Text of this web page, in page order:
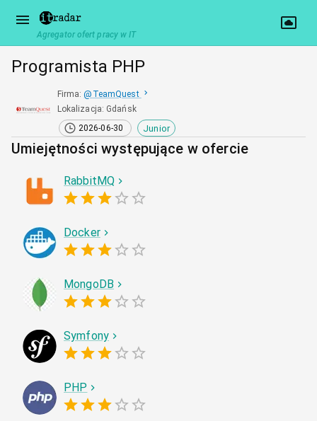
Agregator ofert pracy w IT
Programista PHP
Firma: @ TeamQuest
Lokalizacja: Gdańsk
2026-06-30
Junior
Umiejętności występujące w ofercie
RabbitMQ
Docker
MongoDB
Symfony
PHP